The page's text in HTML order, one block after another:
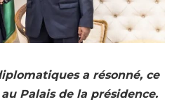
a résonné, ce
Palais de la présidence.